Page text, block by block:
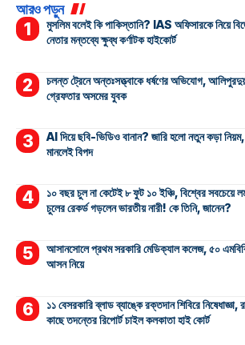
আরও পড়ুন
মুসলিম বলেই কি পাকিস্তানি? IAS অফিসারকে নিয়ে
নেতার মন্তব্যে ক্ষুব্ধ কর্ণাটক হাইকোর্ট
চলন্ত ট্রেনে অন্তঃসত্ত্বাকে ধর্ষণের অভিযোগ,
গ্রেফতার অসমের যুবক
AI দিয়ে ছবি-ভিডিও বানান? জারি হলো নতুন কড়া নিয়ম,
মানলেই বিপদ
১০ বছর চুল না কেটেই ৮ ফুট ১০ ইঞ্চি, বিশ্বের সবচেয়ে
চুলের রেকর্ড গড়লেন ভারতীয় নারী! কে তিনি, জানেন?
আসানসোলে প্রথম সরকারি মেডিক্যাল কলেজ, ৫০
আসন নিয়ে
১১ বেসরকারি ব্লাড ব্যাঙ্কে রক্তদান শিবিরে নিষেধাজ্ঞা,
কাছে তদন্তের রিপোর্ট চাইল কলকাতা হাই কোর্ট